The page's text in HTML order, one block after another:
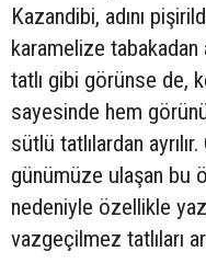
Kazandibi, adını
karamelize tabakadan
tatlı gibi görünse de,
sayesinde hem
sütlü tatlılardan
günümüze ulaşan bu
nedeniyle özellikle
vazgeçilmez tatlıları